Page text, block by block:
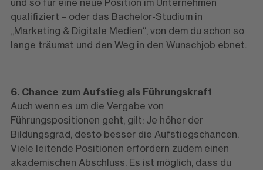
und so für eine neue Position im Unternehmen
qualifiziert – oder das Bachelor-Studium in
„Marketing & Digitale Medien“, von dem du schon so
lange träumst und den Weg in den Wunschjob ebnet.
6. Chance zum Aufstieg als Führungskraft
Auch wenn es um die Vergabe von
Führungspositionen geht, gilt: Je höher der
Bildungsgrad, desto besser die Aufstiegschancen.
Viele leitende Positionen erfordern zudem einen
akademischen Abschluss. Es ist möglich, dass du